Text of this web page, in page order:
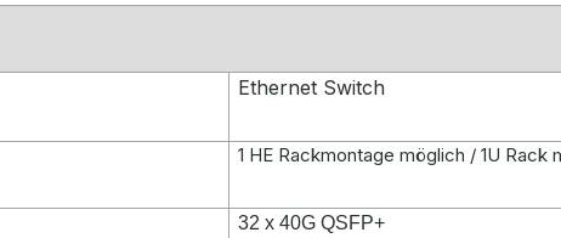
Ethernet Switch
1 HE Rackmontage möglich / 1U Rack
32 x 40G QSFP+